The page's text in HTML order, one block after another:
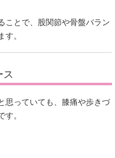
ことで、股関節や骨盤バラン
す。
ス
思っていても、膝痛や歩きづ
す。